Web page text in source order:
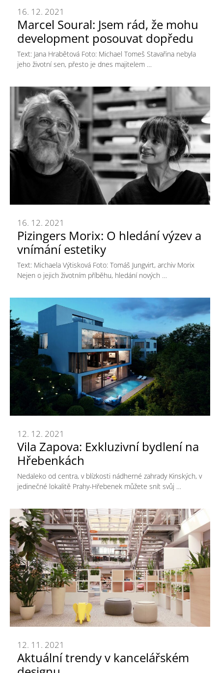
Marcel Soural: Jsem rád, že mohu
development posouvat dopředu
16. 12. 2021
Text: Jana Hrabětová Foto: Michael Tomeš Stavařina nebyla
jeho životní sen, přesto je dnes majitelem …
Pizingers Morix: O hledání výzev a
vnímání estetiky
16. 12. 2021
Text: Michaela Výtisková Foto: Tomáš Jungvirt, archiv Morix
Nejen o jejich životním příběhu, hledání nových …
Vila Zapova: Exkluzivní bydlení na
Hřebenkách
12. 12. 2021
Nedaleko od centra, v blízkosti nádherné zahrady Kinských, v
jedinečné lokalitě Prahy-Hřebenek můžete snít svůj …
Aktuální trendy v kancelářském
12. 11. 2021